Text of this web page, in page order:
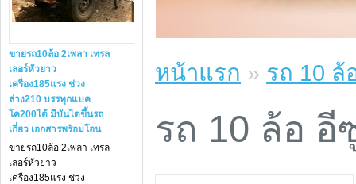
ขายรถ10ล้อ 2เพลา เทรล
เลอร์หัวยาว
เครื่อง185แรง ช่วง
ล่าง210 บรรทุกแบค
โค200ได้ มีบันไดขึ้นรถ
เกี่ยว เอกสารพร้อมโอน
ขายรถ10ล้อ 2เพลา เทรล
เลอร์หัวยาว
เครื่อง185แรง ช่วง
หน้าแรก » รถ 10
รถ 10 ล้อ